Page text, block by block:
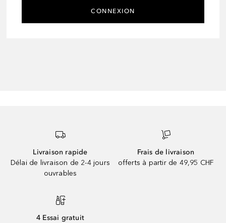
CONNEXION
Livraison rapide
Délai de livraison de 2-4 jours
ouvrables
Frais de livraison
offerts à partir de 49,95 CHF
4 Essai gratuit